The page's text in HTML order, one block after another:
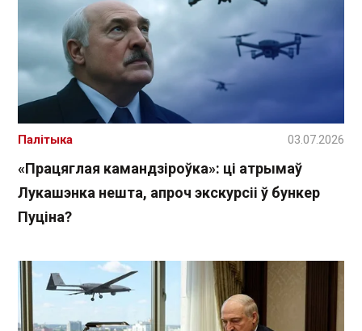
«Працяглая камандзіроўка»: ці атрымаў
Лукашэнка нешта, апроч экскурсіі ў бункер
Пуціна?
Палітыка 03.07.2026